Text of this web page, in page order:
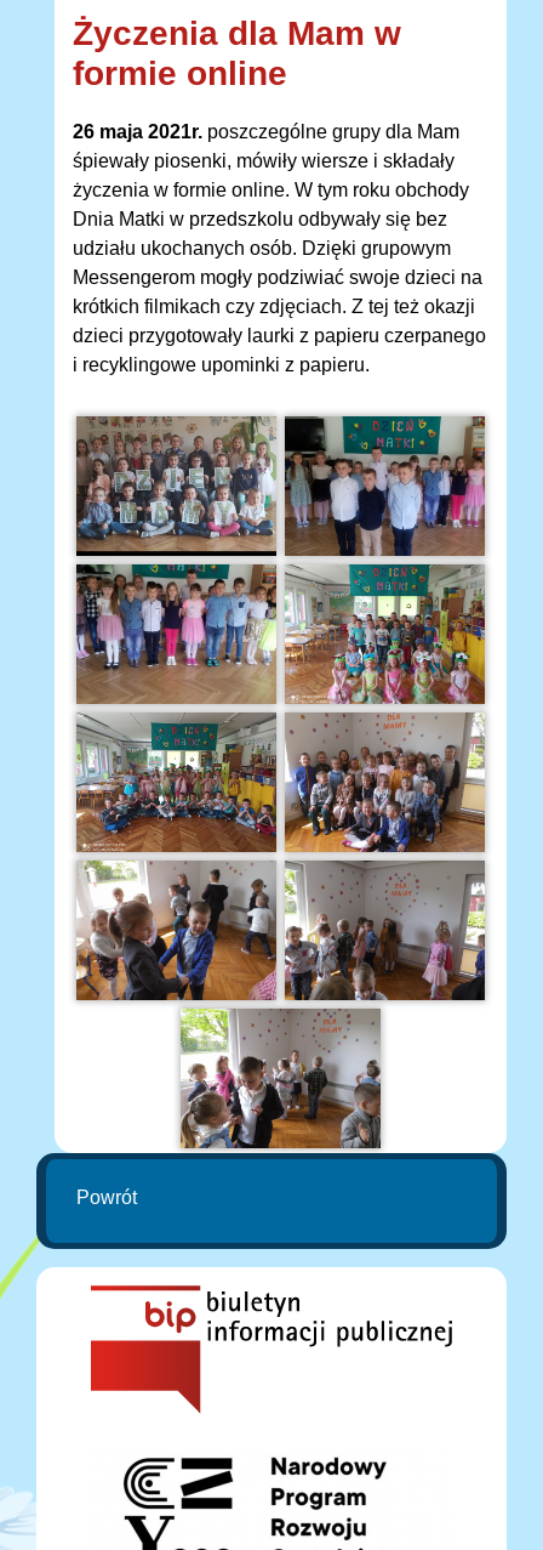
Życzenia dla Mam w
formie online
26 maja 2021r. poszczególne grupy dla Mam
śpiewały piosenki, mówiły wiersze i składały
życzenia w formie online. W tym roku obchody
Dnia Matki w przedszkolu odbywały się bez
udziału ukochanych osób. Dzięki grupowym
Messengerom mogły podziwiać swoje dzieci na
krótkich filmikach czy zdjęciach. Z tej też okazji
dzieci przygotowały laurki z papieru czerpanego
i recyklingowe upominki z papieru.
Powrót